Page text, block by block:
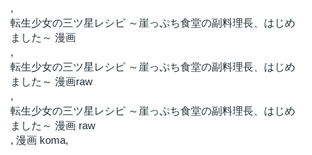
,
転生少女の三ツ星レシピ ～崖っぷち食堂の副料理長、はじめ
ました～ 漫画
,
転生少女の三ツ星レシピ ～崖っぷち食堂の副料理長、はじめ
ました～ 漫画raw
,
転生少女の三ツ星レシピ ～崖っぷち食堂の副料理長、はじめ
ました～ 漫画 raw
, 漫画 koma,